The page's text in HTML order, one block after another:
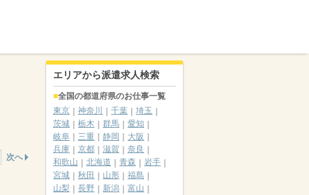
次へ
エリアから派遣求人検索
全国の都道府県のお仕事一覧
東京
神奈川 千葉
埼玉
茨城
栃木 群馬
愛知
岐阜
三重 静岡
大阪
兵庫
京都 滋賀
奈良
和歌山
北海道 青森
岩手
宮城
秋田 山形
福島
山梨
長野 新潟
富山